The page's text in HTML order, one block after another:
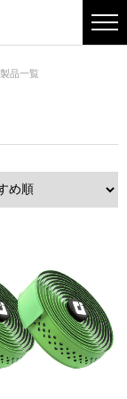
製品一覧